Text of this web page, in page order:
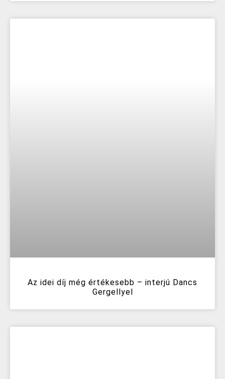
Az idei díj még értékesebb – interjú Dancs
Gergellyel